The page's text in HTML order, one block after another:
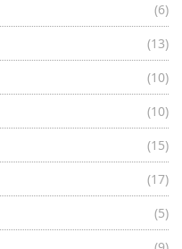
(6)
(13)
(10)
(10)
(15)
(17)
(5)